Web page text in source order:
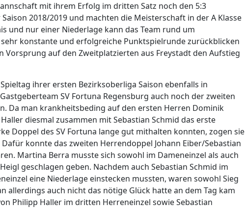
mit ihrem Erfolg im dritten Satz noch den 5:3
2018/2019 und machten die Meisterschaft in der A Klasse
und nur einer Niederlage kann das Team rund um
konstante und erfolgreiche Punktspielrunde zurückblicken
Vorsprung auf den Zweitplatzierten aus Freystadt den Aufstieg
ihrer ersten Bezirksoberliga Saison ebenfalls in
SV Fortuna Regensburg auch noch der zweiten
Da man krankheitsbeding auf den ersten Herren Dominik
diesmal zusammen mit Sebastian Schmid das erste
Doppel des SV Fortuna lange gut mithalten konnten, zogen sie
konnte das zweiten Herrendoppel Johann Eiber/Sebastian
Martina Berra musste sich sowohl im Dameneinzel als auch
geschlagen geben. Nachdem auch Sebastian Schmid im
eine Niederlage einstecken mussten, waren sowohl Sieg
allerdings auch nicht das nötige Glück hatte an dem Tag kam
Philipp Haller im dritten Herreneinzel sowie Sebastian